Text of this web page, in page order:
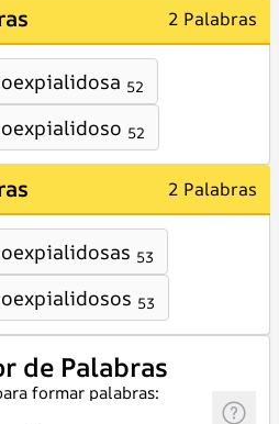
2 Palabras
52
52
2 Palabras
53
53
de Palabras
formar palabras: